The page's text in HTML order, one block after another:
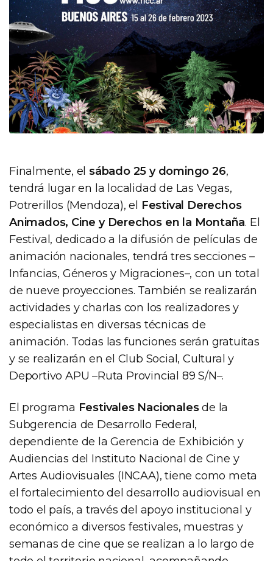
Finalmente, el sábado 25 y domingo 26,
tendrá lugar en la localidad de Las Vegas,
Potrerillos (Mendoza), el Festival Derechos
Animados, Cine y Derechos en la Montaña. El
Festival, dedicado a la difusión de películas de
animación nacionales, tendrá tres secciones –
Infancias, Géneros y Migraciones–, con un total
de nueve proyecciones. También se realizarán
actividades y charlas con los realizadores y
especialistas en diversas técnicas de
animación. Todas las funciones serán gratuitas
y se realizarán en el Club Social, Cultural y
Deportivo APU –Ruta Provincial 89 S/N–.
El programa Festivales Nacionalesde la
Subgerencia de Desarrollo Federal,
dependiente de la Gerencia de Exhibición y
Audiencias del Instituto Nacional de Cine y
Artes Audiovisuales (INCAA), tiene como meta
el fortalecimiento del desarrollo audiovisual en
todo el país, a través del apoyo institucional y
económico a diversos festivales, muestras y
semanas de cine que se realizan a lo largo de